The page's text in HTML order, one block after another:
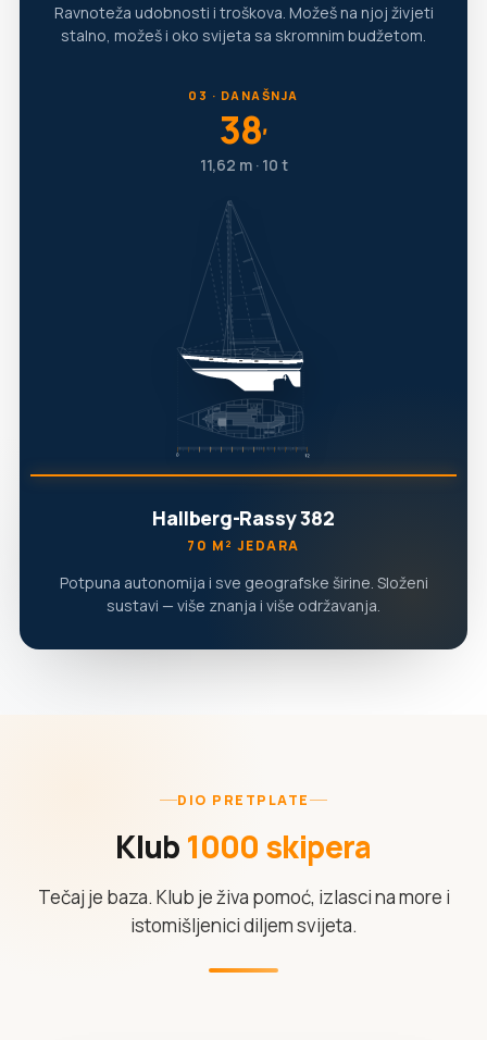
Ravnoteža udobnosti i troškova. Možeš na njoj živjeti
stalno, možeš i oko svijeta sa skromnim budžetom.
03 · DANAŠNJA
38′
11,62 m · 10 t
Hallberg-Rassy 382
70 M² JEDARA
Potpuna autonomija i sve geografske širine. Složeni
sustavi — više znanja i više održavanja.
DIO PRETPLATE
Klub 1000 skipera
Tečaj je baza. Klub je živa pomoć, izlasci na more i
istomišljenici diljem svijeta.